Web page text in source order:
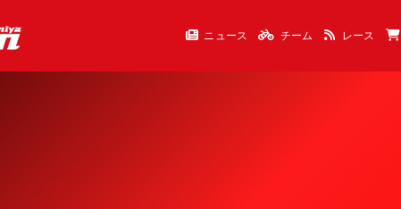
ニュース チーム レース